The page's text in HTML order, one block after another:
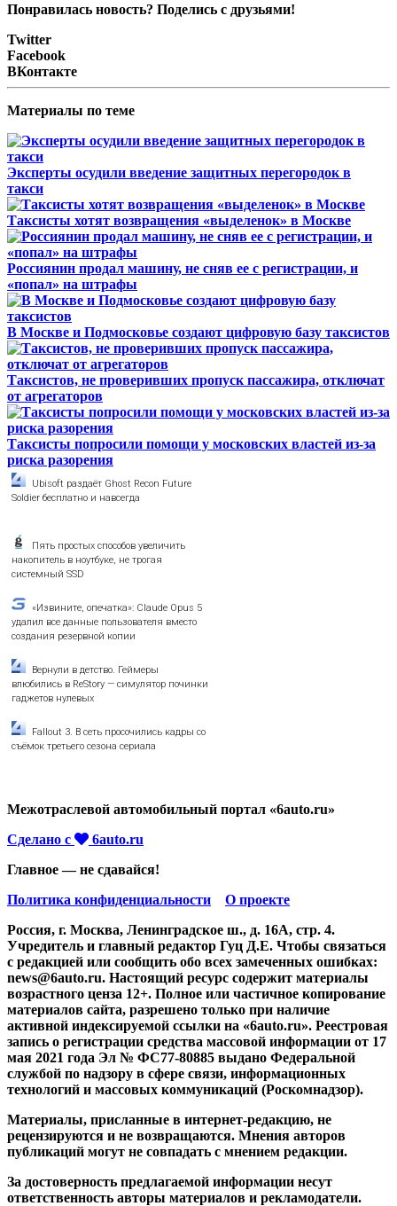
Понравилась новость? Поделись с друзьями!
Twitter
Facebook
ВКонтакте
Материалы по теме
Эксперты осудили введение защитных перегородок в
такси
Таксисты хотят возвращения «выделенок» в Москве
Россиянин продал машину, не сняв ее с регистрации, и
«попал» на штрафы
В Москве и Подмосковье создают цифровую базу таксистов
Таксистов, не проверивших пропуск пассажира, отключат
от агрегаторов
Таксисты попросили помощи у московских властей из-за
риска разорения
Ubisoft раздаёт Ghost Recon Future
Soldier бесплатно и навсегда
Пять простых способов увеличить
накопитель в ноутбуке, не трогая
системный SSD
«Извините, опечатка»: Claude Opus 5
удалил все данные пользователя вместо
создания резервной копии
Вернули в детство. Геймеры
влюбились в ReStory — симулятор починки
гаджетов нулевых
Fallout 3. В сеть просочились кадры со
съёмок третьего сезона сериала
Межотраслевой автомобильный портал «6auto.ru»
Сделано с
6auto.ru
Главное — не сдавайся!
Политика конфиденциальности
О проекте
Россия, г. Москва, Ленинградское ш., д. 16А, стр. 4.
Учредитель и главный редактор Гуц Д.Е. Чтобы связаться
с редакцией или сообщить обо всех замеченных ошибках:
news@6auto.ru. Настоящий ресурс содержит материалы
возрастного ценза 12+. Полное или частичное копирование
материалов сайта, разрешено только при наличие
активной индексируемой ссылки на «6auto.ru». Реестровая
запись о регистрации средства массовой информации от 17
мая 2021 года Эл № ФС77-80885 выдано Федеральной
службой по надзору в сфере связи, информационных
технологий и массовых коммуникаций (Роскомнадзор).
Материалы, присланные в интернет-редакцию, не
рецензируются и не возвращаются. Мнения авторов
публикаций могут не совпадать с мнением редакции.
За достоверность предлагаемой информации несут
ответственность авторы материалов и рекламодатели.